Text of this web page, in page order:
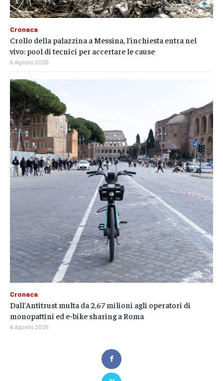
Cronaca
Crollo della palazzina a Messina, l’inchiesta entra nel
vivo: pool di tecnici per accertare le cause
5 Agosto 2026
Cronaca
Dall’Antitrust multa da 2,67 milioni agli operatori di
monopattini ed e-bike sharing a Roma
6 Agosto 2026